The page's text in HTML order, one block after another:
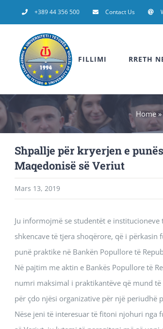
to
+389 44 356 500 Contact Us
FILLIMI RRETH
Home»
Shpallje për kryerjen e
Maqedonisë së Veriut
Mars 13, 2019
Ju informojmë se studentët e
shkencave të tjera shoqërore, që i përkasin
punë praktike në Bankën Popullore të
Në pajtim me aktin e Bankës Popullore të
numri maksimal i praktikantëve që mund
për çdo njësi organizative për një periudhë
Nëse jeni të interesuar të fitoni njohuri nga